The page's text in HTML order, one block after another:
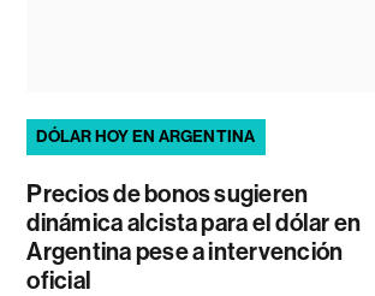
DÓLAR HOY EN ARGENTINA
Precios de bonos sugieren
dinámica alcista para el dólar en
Argentina pese a intervención
oficial